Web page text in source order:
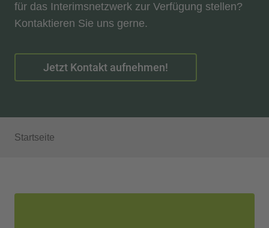
für das Interimsnetzwerk zur Verfügung stellen?
Kontaktieren Sie uns gerne.
Jetzt Kontakt aufnehmen!
Startseite